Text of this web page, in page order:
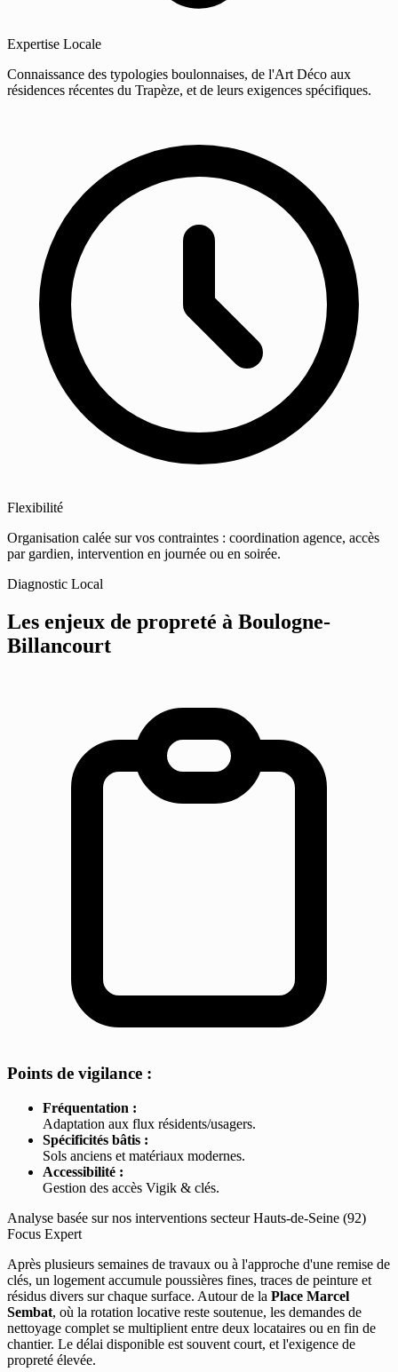
Expertise Locale
Connaissance des typologies boulonnaises, de l'Art Déco aux
résidences récentes du Trapèze, et de leurs exigences spécifiques.
Flexibilité
Organisation calée sur vos contraintes : coordination agence, accès
par gardien, intervention en journée ou en soirée.
Diagnostic Local
Les enjeux de propreté à Boulogne-
Billancourt
Points de vigilance :
Fréquentation :
Adaptation aux flux résidents/usagers.
Spécificités bâtis :
Sols anciens et matériaux modernes.
Accessibilité :
Gestion des accès Vigik & clés.
Analyse basée sur nos interventions secteur Hauts-de-Seine (92)
Focus Expert
Après plusieurs semaines de travaux ou à l'approche d'une remise de
clés, un logement accumule poussières fines, traces de peinture et
résidus divers sur chaque surface. Autour de la Place Marcel
Sembat, où la rotation locative reste soutenue, les demandes de
nettoyage complet se multiplient entre deux locataires ou en fin de
chantier. Le délai disponible est souvent court, et l'exigence de
propreté élevée.